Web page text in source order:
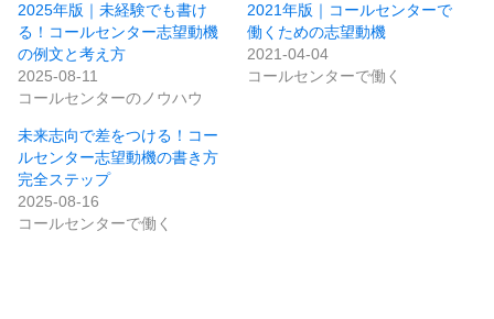
2025年版｜未経験でも書け
る！コールセンター志望動機
の例文と考え方
2025-08-11
コールセンターのノウハウ
2021年版｜コールセンターで
働くための志望動機
2021-04-04
コールセンターで働く
未来志向で差をつける！コー
ルセンター志望動機の書き方
完全ステップ
2025-08-16
コールセンターで働く